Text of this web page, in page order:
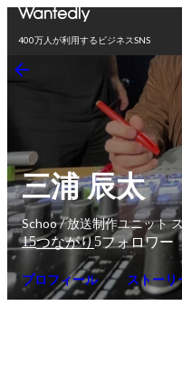
400万人が利用するビジネスSNS
三浦 辰太
Schoo / 放送制作ユニット
15つながり5フォロワー
プロフィール ストーリ